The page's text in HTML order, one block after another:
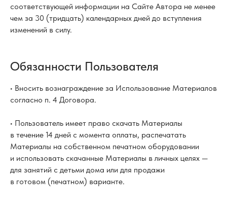
соответствующей информации на Сайте Автора не менее
чем за 30 (тридцать) календарных дней до вступления
изменений в силу.
Обязанности Пользователя
• Вносить вознаграждение за Использование Материалов
согласно п. 4 Договора.
• Пользователь имеет право скачать Материалы
в течение 14 дней с момента оплаты, распечатать
Материалы на собственном печатном оборудовании
и использовать скачанные Материалы в личных целях —
для занятий с детьми дома или для продажи
в готовом (печатном) варианте.